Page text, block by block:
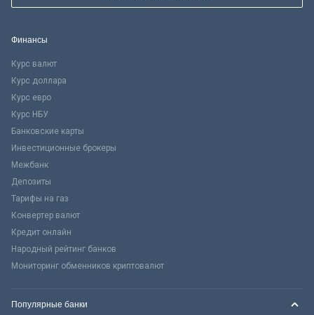
Финансы
Курс валют
Курс доллара
Курс евро
Курс НБУ
Банковские карты
Инвестиционные брокеры
Межбанк
Депозиты
Тарифы на газ
Конвертер валют
Кредит онлайн
Народный рейтинг банков
Мониторинг обменников криптовалют
Популярные банки